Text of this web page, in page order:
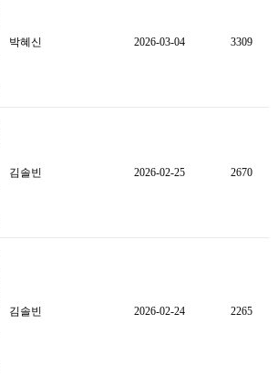
박혜신 2026-03-04 3309
김솔빈 2026-02-25 2670
김솔빈 2026-02-24 2265